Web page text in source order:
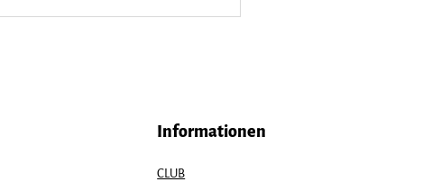
Informationen
CLUB